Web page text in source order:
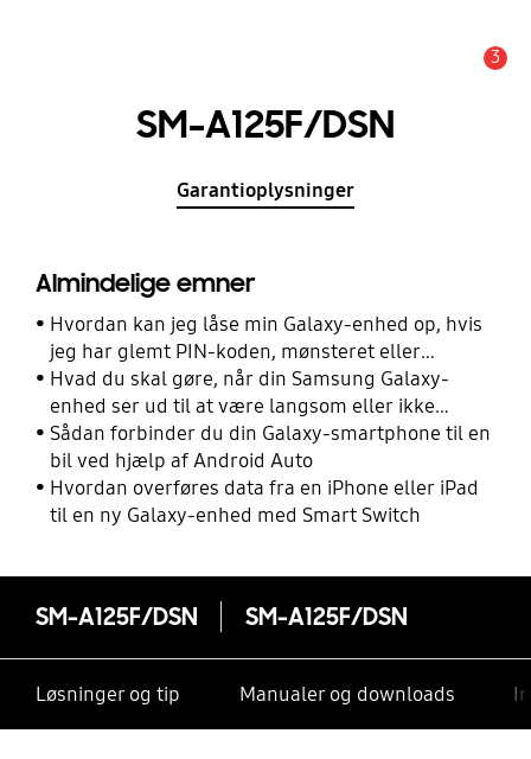
3
SM-A125F/DSN
Garantioplysninger
Almindelige emner
Hvordan kan jeg låse min Galaxy-enhed op, hvis
jeg har glemt PIN-koden, mønsteret eller
adgangskoden?
Hvad du skal gøre, når din Samsung Galaxy-
enhed ser ud til at være langsom eller ikke
reagerer
Sådan forbinder du din Galaxy-smartphone til en
bil ved hjælp af Android Auto
Hvordan overføres data fra en iPhone eller iPad
til en ny Galaxy-enhed med Smart Switch
SM-A125F/DSN SM-A125F/DSN
Løsninger og tip Manualer og downloads